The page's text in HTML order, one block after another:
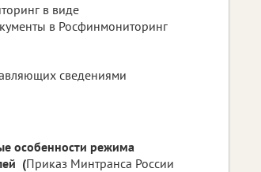
в виде
в Росфинмониторинг
сведениями
особенности режима
(Приказ Минтранса России